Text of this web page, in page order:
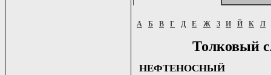
А Б В Г Д Е Ж З И Й К Л
Толковый
НЕФТЕНОСНЫЙ